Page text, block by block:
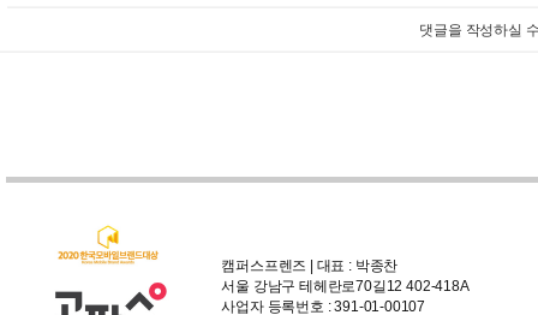
댓글을 작성하실
캠퍼스프렌즈 | 대표 : 박종찬
서울 강남구 테헤란로70길12 402-418A
사업자 등록번호 : 391-01-00107